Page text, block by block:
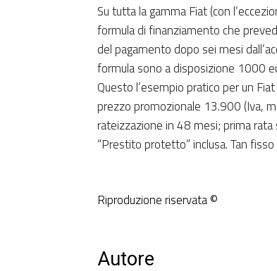
Su tutta la gamma Fiat (con
formula di finanziamento che
del pagamento dopo sei mesi
formula sono a disposizione 1000
Questo l’esempio pratico per un
prezzo promozionale 13.900 (Iva,
rateizzazione in 48 mesi; prima
“Prestito protetto” inclusa. Tan
Riproduzione riservata ©
Autore